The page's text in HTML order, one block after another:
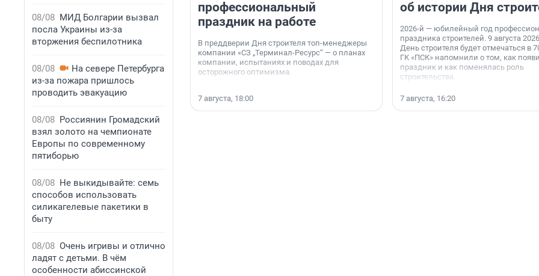
08/08 МИД Болгарии вызвал
посла Украины из-за
вторжения беспилотника
08/08
На севере Петербурга
из-за пожара пришлось
проводить эвакуацию
08/08 Россиянин Громадский
взял золото на чемпионате
Европы по современному
пятиборью
08/08 Не выкидывайте: семь
способов использовать
силикагелевые пакетики в
быту
08/08 Очень игривы и отлично
ладят с детьми. В чём
особенности абиссинской
профессиональный
праздник на работе
В преддверии Дня строителя топ-менеджеры
компании «СЗ „Терминал-Ресурс“ — о планах
компании, испытаниях и поводах для
осторожного оптимизма.
7 августа, 18:00
об истории Дня
2026-й — юбилейный год
праздника строителей. 9 августа
День строителя будет отмечаться в
ГК «ПСК» напомнили о том, как
праздник и как поменялась роль
строительства.
7 августа, 16:20